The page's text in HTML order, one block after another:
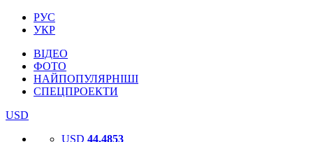
РУС
УКР
ВІДЕО
ФОТО
НАЙПОПУЛЯРНІШІ
СПЕЦПРОЕКТИ
USD
USD 44.4853